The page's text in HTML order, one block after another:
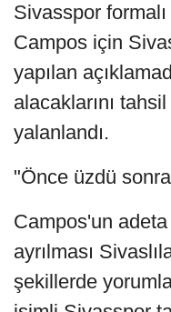
Sivasspor
Campos için
yapılan
alacaklarını
yalanlandı.
"Önce üzdü
Campos'un
ayrılması
şekillerde